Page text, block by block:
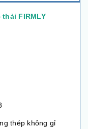
FIRMLY
thép không gỉ